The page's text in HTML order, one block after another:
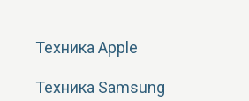
Техника Apple
Техника Samsung